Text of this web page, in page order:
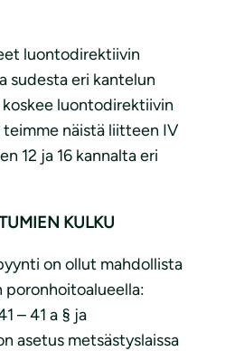
luontodirektiivin
sudesta eri kantelun
koskee luontodirektiivin
teimme näistä liitteen IV
12 ja 16 kannalta eri
KULKU
on ollut mahdollista
poronhoitoalueella:
– 41 a § ja
asetus metsästyslaissa